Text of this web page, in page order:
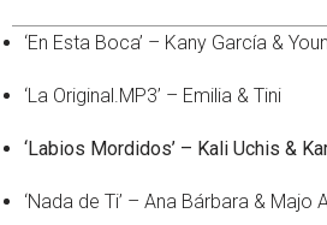
‘En Esta Boca’ – Kany García &
‘La Original.MP3’ – Emilia & Tini
‘Labios Mordidos’ – Kali Uchis &
‘Nada de Ti’ – Ana Bárbara & Majo